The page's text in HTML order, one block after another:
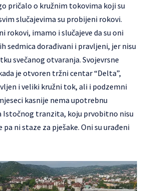
pričalo o kružnim tokovima koji su
slučajevima su probijeni rokovi.
rokovi, imamo i slučajeve da su oni
sedmica dorađivani i pravljeni, jer nisu
svečanog otvaranja. Svojevrsne
je otvoren tržni centar “Delta”,
i veliki kružni tok, ali i podzemni
kasnije nema upotrebnu
Istočnog tranzita, koju prvobitno nisu
ni staze za pješake. Oni su urađeni